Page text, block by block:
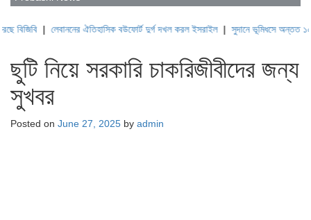
লেবাননের ঐতিহাসিক বউফোর্ট দুর্গ দখল করল ইসরাইল|সুদানে ভূমিধসে অন্তত ১০০০ মানুষ
ছুটি নিয়ে সরকারি চাকরিজীবীদের জন্য
সুখবর
Posted on June 27, 2025 by admin